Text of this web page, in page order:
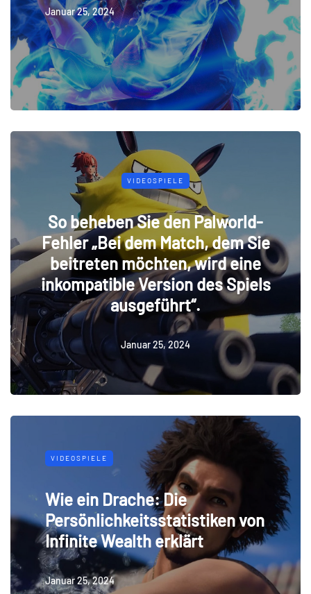
Januar 25, 2024
VIDEOSPIELE
So beheben Sie den Palworld-
Fehler „Bei dem Match, dem Sie
beitreten möchten, wird eine
inkompatible Version des Spiels
ausgeführt“.
Januar 25, 2024
VIDEOSPIELE
Wie ein Drache: Die
Persönlichkeitsstatistiken von
Infinite Wealth erklärt
Januar 25, 2024